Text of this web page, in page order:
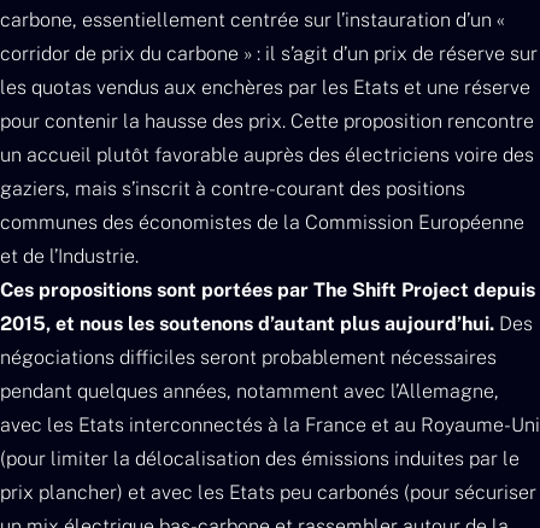
carbone, essentiellement centrée sur l’instauration d’un «
corridor de prix du carbone » : il s’agit d’un prix de réserve sur
les quotas vendus aux enchères par les Etats et une réserve
pour contenir la hausse des prix. Cette proposition rencontre
un accueil plutôt favorable auprès des électriciens voire des
gaziers, mais s’inscrit à contre-courant des positions
communes des économistes de la Commission Européenne
et de l’Industrie.
Ces propositions sont portées par The Shift Project depuis
2015, et nous les soutenons d’autant plus aujourd’hui. Des
négociations difficiles seront probablement nécessaires
pendant quelques années, notamment avec l’Allemagne,
avec les Etats interconnectés à la France et au Royaume-Uni
(pour limiter la délocalisation des émissions induites par le
prix plancher) et avec les Etats peu carbonés (pour sécuriser